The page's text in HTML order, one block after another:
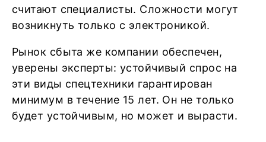
считают специалисты. Сложности могут
возникнуть только с электроникой.
Рынок сбыта же компании обеспечен,
уверены эксперты: устойчивый спрос на
эти виды спецтехники гарантирован
минимум в течение 15 лет. Он не только
будет устойчивым, но может и вырасти.